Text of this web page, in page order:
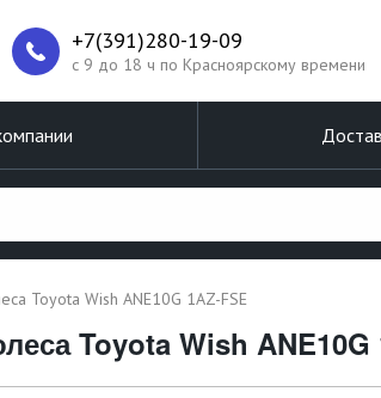
+7(391)280-19-09
c 9 до 18 ч по Красноярскому времени
Toyota Wish ANE10G 1AZ-FSE
Toyota Wish ANE10G